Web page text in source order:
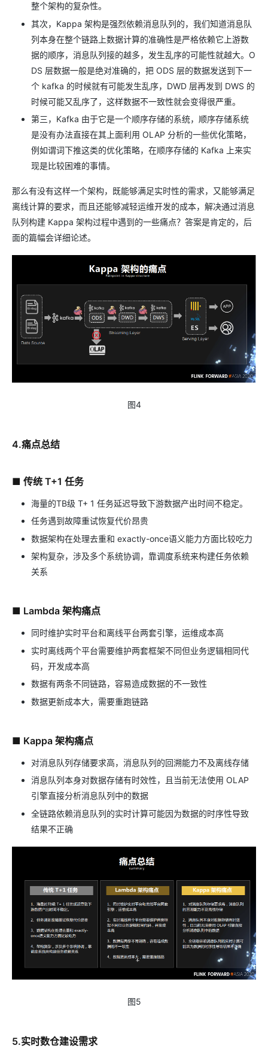
整个架构的复杂性。
其次，Kappa 架构是强烈依赖消息队列的，我们知道消息队
列本身在整个链路上数据计算的准确性是严格依赖它上游数
据的顺序，消息队列接的越多，发生乱序的可能性就越大。O
DS 层数据一般是绝对准确的，把 ODS 层的数据发送到下一
个 kafka 的时候就有可能发生乱序，DWD 层再发到 DWS 的
时候可能又乱序了，这样数据不一致性就会变得很严重。
第三，Kafka 由于它是一个顺序存储的系统，顺序存储系统
是没有办法直接在其上面利用 OLAP 分析的一些优化策略，
例如谓词下推这类的优化策略，在顺序存储的 Kafka 上来实
现是比较困难的事情。
那么有没有这样一个架构，既能够满足实时性的需求，又能够满足
离线计算的要求，而且还能够减轻运维开发的成本，解决通过消息
队列构建 Kappa 架构过程中遇到的一些痛点？答案是肯定的，后
面的篇幅会详细论述。
图4
4.痛点总结
■ 传统 T+1 任务
海量的TB级 T+ 1 任务延迟导致下游数据产出时间不稳定。
任务遇到故障重试恢复代价昂贵
数据架构在处理去重和 exactly-once语义能力方面比较吃力
架构复杂，涉及多个系统协调，靠调度系统来构建任务依赖
关系
■ Lambda 架构痛点
同时维护实时平台和离线平台两套引擎，运维成本高
实时离线两个平台需要维护两套框架不同但业务逻辑相同代
码，开发成本高
数据有两条不同链路，容易造成数据的不一致性
数据更新成本大，需要重跑链路
■ Kappa 架构痛点
对消息队列存储要求高，消息队列的回溯能力不及离线存储
消息队列本身对数据存储有时效性，且当前无法使用 OLAP
引擎直接分析消息队列中的数据
全链路依赖消息队列的实时计算可能因为数据的时序性导致
结果不正确
图5
5.实时数仓建设需求